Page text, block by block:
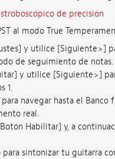
de precisión
al modo True
y utilice [Siguiente>]
de seguimiento de notas.
y utilice [Siguiente>]
1.
navegar hasta el Banco
real.
Habilitar] y, a
para sintonizar tu guitarra